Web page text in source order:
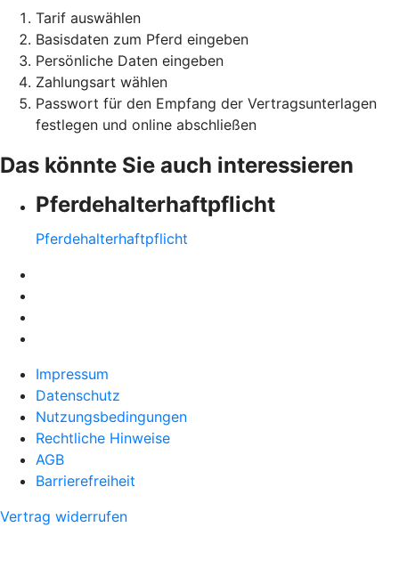
Tarif auswählen
Basisdaten zum Pferd eingeben
Persönliche Daten eingeben
Zahlungsart wählen
Passwort für den Empfang der Vertragsunterlagen
festlegen und online abschließen
Das könnte Sie auch interessieren
Pferdehalter­haftpflicht
Pferdehalter­haftpflicht
Impressum
Datenschutz
Nutzungsbedingungen
Rechtliche Hinweise
AGB
Barrierefreiheit
Vertrag widerrufen